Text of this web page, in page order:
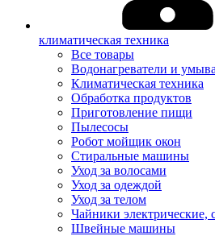
климатическая техника
Все товары
Водонагреватели и
Климатическая техника
Обработка продуктов
Приготовление пищи
Пылесосы
Робот мойщик окон
Стиральные машины
Уход за волосами
Уход за одеждой
Уход за телом
Чайники электрические,
Швейные машины